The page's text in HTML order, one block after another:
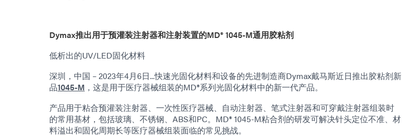
Dymax推出用于预灌装注射器和注射装置的MD® 1045-M通用胶粘剂
低析出的UV/LED固化材料
深圳，中国 – 2023年4月6日...快速光固化材料和设备的先进制造商Dymax戴马斯近日推出胶粘剂新
品1045-M ，这是用于医疗器械组装的MD®系列光固化材料中的新一代产品。
产品用于粘合预灌装注射器、一次性医疗器械、自动注射器、笔式注射器和可穿戴注射器组装时
的常用基材，包括玻璃、不锈钢、ABS和PC。MD® 1045-M粘合剂的研发可解决针头定位不准、材
料溢出和固化周期长等医疗器械组装面临的常见挑战。